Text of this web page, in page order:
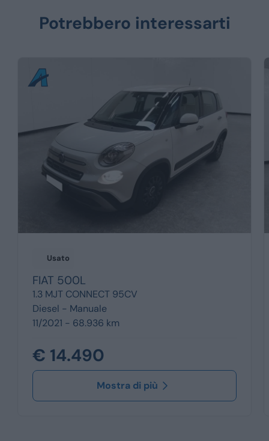
Potrebbero interessarti
Usato
FIAT 500L
1.3 MJT CONNECT 95CV
Diesel - Manuale
11/2021 - 68.936 km
€ 14.490
Mostra di più